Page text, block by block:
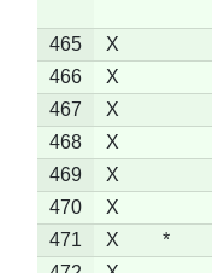
465 X
466
X
467
X
468
X
469
X
470
X
471
X *